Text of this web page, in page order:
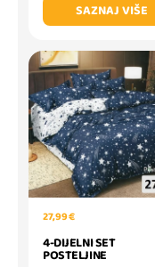
SAZNAJ VIŠE
27,99 €
4-DIJELNI SET
POSTELJINE